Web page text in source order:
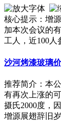
核心提示：增
加本次会议的
工人，近100人
沙河烤漆玻璃
推荐简介：本
有再次上涨的
摄氏2000度，
增源展翅辞旧